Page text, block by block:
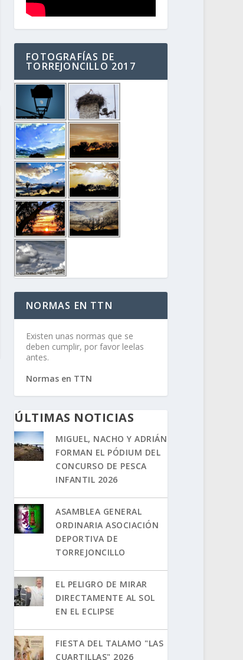
FOTOGRAFÍAS DE
TORREJONCILLO 2017
NORMAS EN TTN
Existen unas normas que se
deben cumplir, por favor leelas
antes.
Normas en TTN
ÚLTIMAS NOTICIAS
MIGUEL, NACHO Y ADRIÁN
FORMAN EL PÓDIUM DEL
CONCURSO DE PESCA
INFANTIL 2026
ASAMBLEA GENERAL
ORDINARIA ASOCIACIÓN
DEPORTIVA DE
TORREJONCILLO
EL PELIGRO DE MIRAR
DIRECTAMENTE AL SOL
EN EL ECLIPSE
FIESTA DEL TALAMO "LAS
CUARTILLAS" 2026